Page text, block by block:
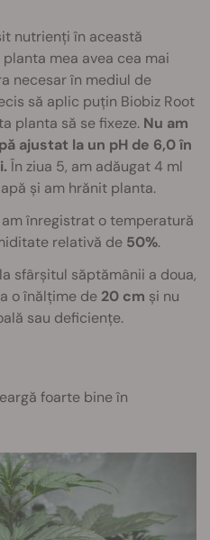
nutrienți în această
mea avea cea mai
necesar în mediul de
să aplic puțin Biobiz Root
planta să se fixeze. Nu am
ajustat la un pH de 6,0 în
În ziua 5, am adăugat 4 ml
și am hrănit planta.
am înregistrat o temperatură
relativă de 50%.
sfârșitul săptămânii a doua,
o înălțime de 20 cm și nu
sau deficiențe.
foarte bine în